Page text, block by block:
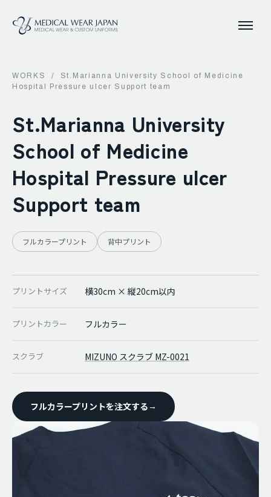
WORKS / St.Marianna University School of Medicine
Hospital Pressure ulcer Support team
St.Marianna University
School of Medicine
Hospital Pressure ulcer
Support team
フルカラープリント 背中プリント
プリントサイズ 横30cm × 縦20cm以内
プリントカラー フルカラー
スクラブ MIZUNO スクラブ MZ-0021
フルカラープリントを注文する →